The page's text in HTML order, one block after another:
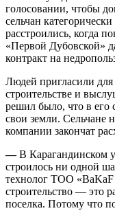
голосовании, чтобы
сельчан
расстроились, когда
«Первой Дубовской»
контракт на
Людей пригласили для
строительстве и
решил было, что в его
свои земли. Сельчане
компании закончат
—В Карагандинском
строилось ни одной
технолог ТОО
строительство — это
поселка. Потому что